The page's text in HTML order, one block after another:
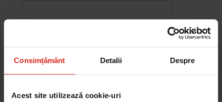
Consimțământ Detalii Despre
Acest site utilizează cookie-uri